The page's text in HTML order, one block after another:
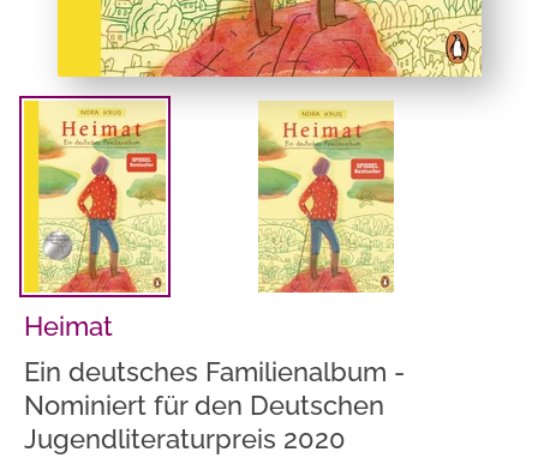
Heimat
Ein deutsches Familienalbum -
Nominiert für den Deutschen
Jugendliteraturpreis 2020